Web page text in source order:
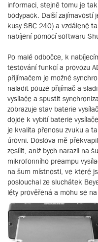
informaci, stejně tomu je
bodypack. Další zajímavostí
kusy SBC 240) a vzdáleně
nabíjení pomocí softwaru
Po malé odbočce, k
testování funkcí a provozu
přijímačem je možné
naladit pouze přijímač a
vysílače a spustit
zobrazuje stav baterie
dojde k vybití baterie
je kvalita přenosu zvuku a
úrovni. Doslova mě
zesílit, aniž bych narazil na
mikrofonního preampu
na šum místnosti, ve které
poslouchal ze sluchátek
léty prověřená a mohu se